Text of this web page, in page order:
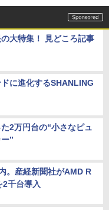
大特集！ 見どころ記事
に進化するSHANLING
2万円台の“小さなピュ
”
。産経新聞社がAMD R
千台導入